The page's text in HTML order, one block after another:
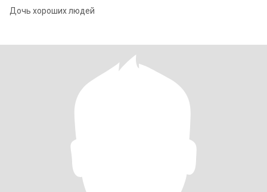
Дочь хороших людей